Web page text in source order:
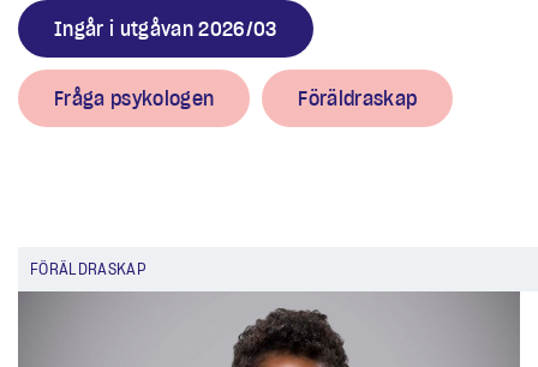
Ingår i utgåvan 2026/03
Fråga psykologen Föräldraskap
FÖRÄLDRASKAP